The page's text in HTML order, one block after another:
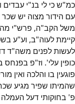
כמ"ש כי לי בנ"י עבדים
עם הידור מצוה יש
משל הקב"ה, פרש"י מה
קיימת לעוה"ב, וע"ע
לעשות לפנים משה"ד
כופין עלי'. וז"פ
פוגעין בו והלכה ואין
שהמיתו שפיר מגיע
פ' בחוקותי דעל